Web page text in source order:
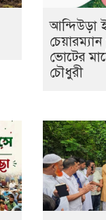
আন্দিউড়া
চেয়ারম্যান
ভোটের
চৌধুরী